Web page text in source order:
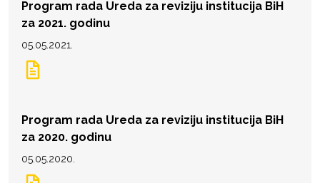
Program rada Ureda za reviziju institucija BiH
za 2021. godinu
05.05.2021.
Program rada Ureda za reviziju institucija BiH
za 2020. godinu
05.05.2020.